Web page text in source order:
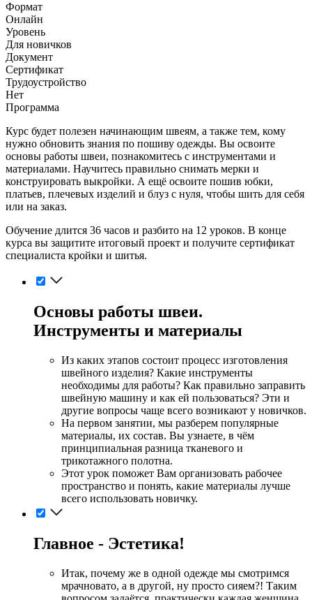
Формат
Онлайн
Уровень
Для новичков
Документ
Сертификат
Трудоустройство
Нет
Программа
Курс будет полезен начинающим швеям, а также тем, кому
нужно обновить знания по пошиву одежды. Вы освоите
основы работы швеи, познакомитесь с инструментами и
материалами. Научитесь правильно снимать мерки и
конструировать выкройки. А ещё освоите пошив юбки,
платьев, плечевых изделий и блуз с нуля, чтобы шить для себя
или на заказ.
Обучение длится 36 часов и разбито на 12 уроков. В конце
курса вы защитите итоговый проект и получите сертификат
специалиста кройки и шитья.
Основы работы швеи.
Инструменты и материалы
Из каких этапов состоит процесс изготовления
швейного изделия? Какие инструменты
необходимы для работы? Как правильно заправить
швейную машину и как ей пользоваться? Эти и
другие вопросы чаще всего возникают у новичков.
На первом занятии, мы разберем популярные
материалы, их состав. Вы узнаете, в чём
принципиальная разница тканевого и
трикотажного полотна.
Этот урок поможет Вам организовать рабочее
пространство и понять, какие материалы лучше
всего использовать новичку.
Главное - Эстетика!
Итак, почему же в одной одежде мы смотримся
мрачновато, а в другой, ну просто сияем?! Таким